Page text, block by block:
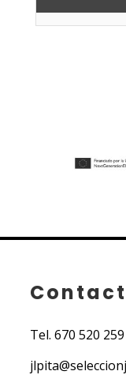
Tel. 670 520 259